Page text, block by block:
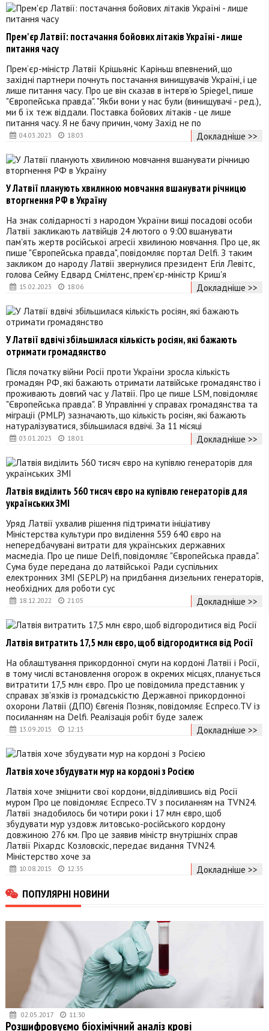
04.03.2023 18:03
Прем'єр Латвії: постачання бойових літаків Україні - лише
питання часу
Прем‘єр-міністр Латвії Крішьяніс Каріньш впевнений, що
західні партнери почнуть постачання винищувачів Україні, і це
лише питання часу. Про це він сказав в інтерв’ю Spiegel, пише
"Європейська правда". "Якби вони у нас були (винищувачі - ред.),
ми б їх теж віддали. Поставка бойових літаків - це лише
питання часу. Я не бачу причин, чому Захід не по
Докладніше >>
15.02.2023 18:06
У Латвії планують хвилиною мовчання вшанувати річницю
вторгнення РФ в Україну
На знак солідарності з народом України вищі посадові особи
Латвії закликають латвійців 24 лютого о 9:00 вшанувати
пам'ять жертв російської агресії хвилиною мовчання. Про це, як
пише "Європейська правда", повідомляє портал Delfi. З таким
закликом до народу Латвії звернулися президент Егіл Левітс,
голова Сейму Едвард Смілтенс, прем'єр-міністр Криш'я
Докладніше >>
03.01.2023 18:01
У Латвії вдвічі збільшилася кількість росіян, які бажають
отримати громадянство
Після початку війни Росії проти України зросла кількість
громадян РФ, які бажають отримати латвійське громадянство і
проживають довгий час у Латвії. Про це пише LSM, повідомляє
"Європейська правда". В Управлінні у справах громадянства та
міграції (PMLP) зазначають, що кількість росіян, які бажають
натуралізуватися, збільшилася вдвічі. За 11 місяці
Докладніше >>
18.12.2022 21:05
Латвія виділить 560 тисяч євро на купівлю генераторів для
українських ЗМІ
Уряд Латвії ухвалив рішення підтримати ініціативу
Міністерства культури про виділення 559 640 євро на
непередбачувані витрати для українських державних
масмедіа. Про це пише Delfi, повідомляє "Європейська правда".
Сума буде передана до латвійської Ради суспільних
електронних ЗМІ (SEPLP) на придбання дизельних генераторів,
необхідних для роботи сус
Докладніше >>
13.09.2015 12:13
Латвія витратить 17,5 млн євро, щоб відгородитися від Росії
На облаштування прикордонної смуги на кордоні Латвії і Росії,
в тому числі встановлення огорож в окремих місцях, планується
витратити 17,5 млн євро. Про це повідомила представник у
справах зв'язків із громадськістю Державної прикордонної
охорони Латвії (ДПО) Євгенія Позняк, повідомляє Еспресо.TV із
посиланням на Delfi. Реалізація робіт буде залеж
Докладніше >>
10.08.2015 12:35
Латвія хоче збудувати мур на кордоні з Росією
Латвія хоче зміцнити свої кордони, відділившись від Росії
муром Про це повідомляє Еспресо.TV з посиланням на TVN24.
Латвії знадобилось би чотири роки і 17 млн євро, щоб
збудувати мур уздовж литовсько-російського кордону
довжиною 276 км. Про це заявив міністр внутрішніх справ
Латвії Ріхардс Козловскіс, передає видання TVN24.
Міністерство хоче за
Докладніше >>
ПОПУЛЯРНІ НОВИНИ
02.05.2017 11:30
Розшифровуємо біохімічний аналіз крові